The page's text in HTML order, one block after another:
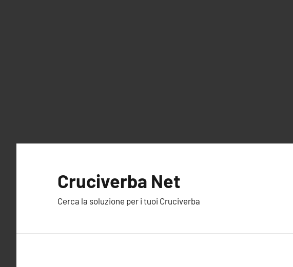
Cruciverba Net
Cerca la soluzione per i tuoi Cruciverba